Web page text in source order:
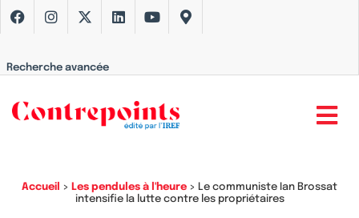
Recherche avancée
Accueil > Les pendules à l'heure > Le communiste Ian Brossat
intensifie la lutte contre les propriétaires